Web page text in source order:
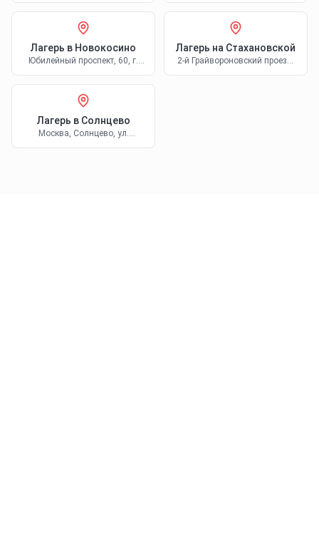
Лагерь в Новокосино
Юбилейный проспект, 60, г.
Лагерь на Стахановской
2-й Грайвороновский проезд,
Лагерь в Солнцево
Москва, Солнцево, ул.